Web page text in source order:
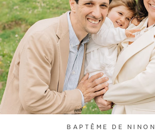
BAPTÊME DE NINON